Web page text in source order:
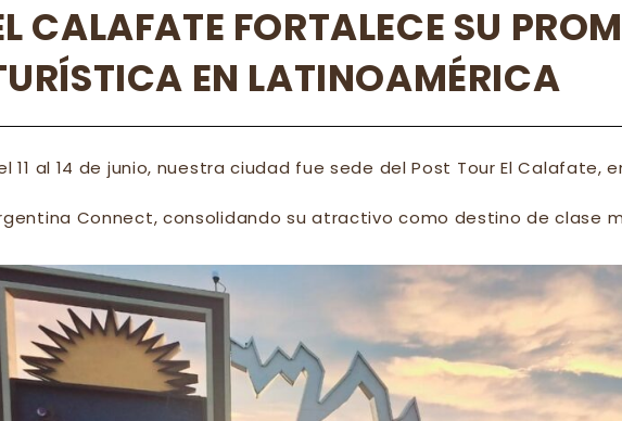
CALAFATE FORTALECE SU
EN LATINOAMÉRICA
11 al 14 de junio, nuestra ciudad fue sede del Post Tour El Calafate,
Connect, consolidando su atractivo como destino de clase